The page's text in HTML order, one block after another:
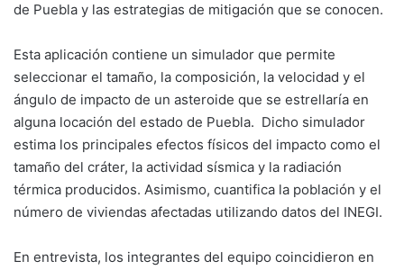
de Puebla y las estrategias de mitigación que se conocen.
Esta aplicación contiene un simulador que permite
seleccionar el tamaño, la composición, la velocidad y el
ángulo de impacto de un asteroide que se estrellaría en
alguna locación del estado de Puebla. Dicho simulador
estima los principales efectos físicos del impacto como el
tamaño del cráter, la actividad sísmica y la radiación
térmica producidos. Asimismo, cuantifica la población y el
número de viviendas afectadas utilizando datos del INEGI.
En entrevista, los integrantes del equipo coincidieron en